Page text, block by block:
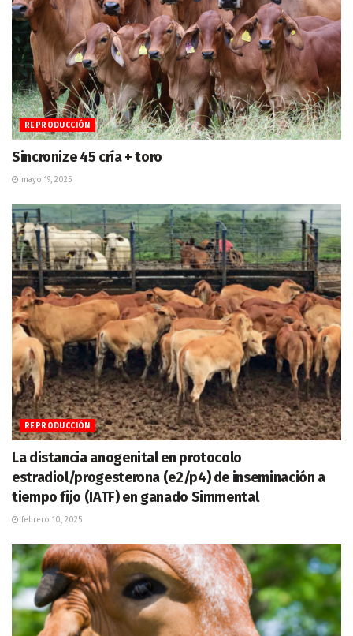
REPRODUCCIÓN
Sincronize 45 cría + toro
mayo 19, 2025
REPRODUCCIÓN
La distancia anogenital en protocolo
estradiol/progesterona (e2/p4) de inseminación a
tiempo fijo (IATF) en ganado Simmental
febrero 10, 2025